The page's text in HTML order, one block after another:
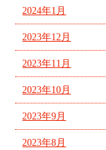
2024年1月
2023年12月
2023年11月
2023年10月
2023年9月
2023年8月